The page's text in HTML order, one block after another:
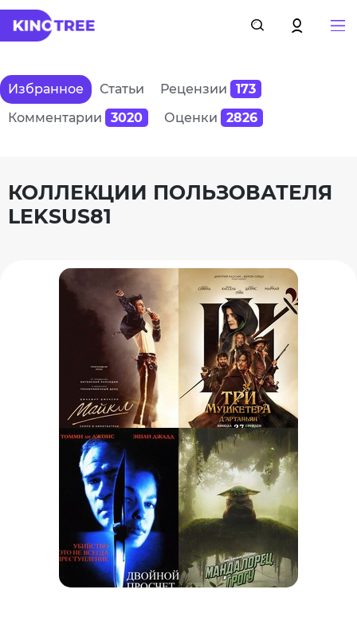
Избранное Статьи Рецензии
173
Комментарии
3020 Оценки 2826
КОЛЛЕКЦИИ ПОЛЬЗОВАТЕЛЯ
LEKSUS81